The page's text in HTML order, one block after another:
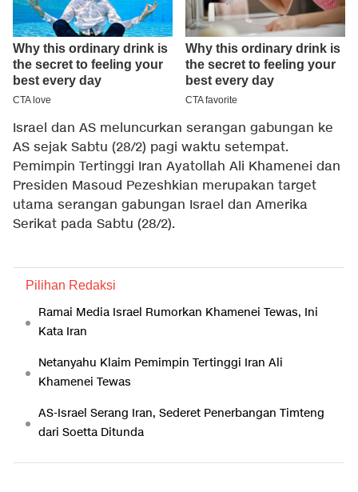
Israel dan AS meluncurkan serangan gabungan ke
AS sejak Sabtu (28/2) pagi waktu setempat.
Pemimpin Tertinggi Iran Ayatollah Ali Khamenei dan
Presiden Masoud Pezeshkian merupakan target
utama serangan gabungan Israel dan Amerika
Serikat pada Sabtu (28/2).
Pilihan Redaksi
Ramai Media Israel Rumorkan Khamenei Tewas, Ini
Kata Iran
Netanyahu Klaim Pemimpin Tertinggi Iran Ali
Khamenei Tewas
AS-Israel Serang Iran, Sederet Penerbangan Timteng
dari Soetta Ditunda